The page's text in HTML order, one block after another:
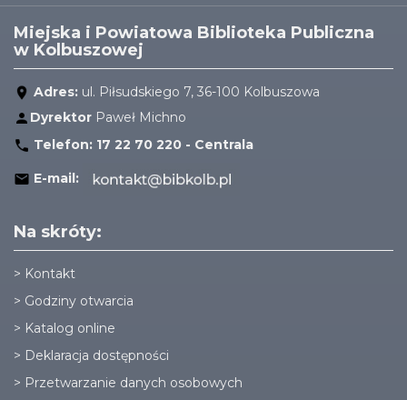
Miejska i Powiatowa Biblioteka Publiczna
w Kolbuszowej
Adres: ul. Piłsudskiego 7, 36-100 Kolbuszowa
Dyrektor Paweł Michno
Telefon: 17 22 70 220 - Centrala
E-mail:
Na skróty:
> Kontakt
> Godziny otwarcia
> Katalog online
> Deklaracja dostępności
> Przetwarzanie danych osobowych